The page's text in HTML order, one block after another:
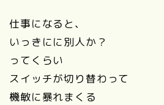
仕事になると、
いっきにに別人か？
ってくらい
スイッチが切り替わって
機敏に暴れまくる